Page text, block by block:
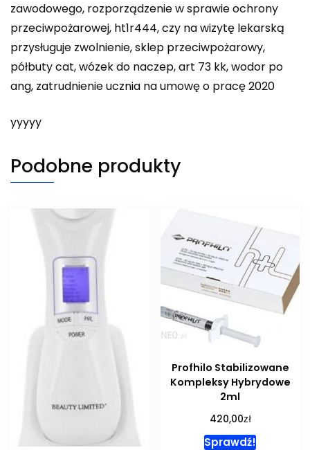
zawodowego, rozporządzenie w sprawie ochrony
przeciwpożarowej, ht1r444, czy na wizytę lekarską
przysługuje zwolnienie, sklep przeciwpożarowy,
półbuty cat, wózek do naczep, art 73 kk, wodor po
ang, zatrudnienie ucznia na umowę o pracę 2020
yyyyy
Podobne produkty
Profhilo Stabilizowane
Kompleksy Hybrydowe
2ml
420,00zł
Sprawdź!